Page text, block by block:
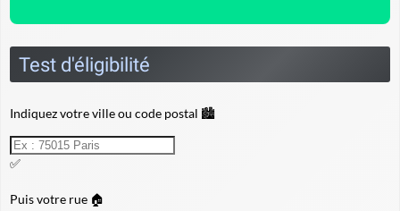
Test d'éligibilité
Indiquez votre ville ou code postal 🏙️
✅
Puis votre rue 🏠